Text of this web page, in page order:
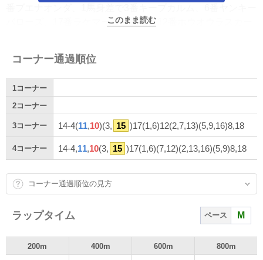
このまま読む
バローズ、17番ラケマーダ、直後に12番ホウオウラスカー
1馬身差で1番ランスオブカオス、1馬身半差で7番マテン
ロウオリオン、直後に2番キョウエイブリッサと13番ガイア
メンテ。1馬身半差で9番トロヴァトーレ、1馬身差で5番コ
レペティトールと16番クルゼイロドスル、1馬身差で8番ヤ
マニンサンパが続き、さらに2馬身後ろの最後方が18番エア
ファンディタとなった。600mの通過タイムは35秒3。シン
フォーエバーを先頭に各馬3-4コーナーを回って最後の直線
へ。
直線に入り、残り200m地点でファーヴェントがシンフォ
ーエバーを交わして先頭に立つ。その外からショウナンア
デイブ、さらにブエナオンダが脚を伸ばしてきた。最後は
ール。重賞初制覇を飾った。
コーナー通過順位
1コーナー
2コーナー
3コーナー 14-4(11,10)(3, 15 )17(1,6)12(2,7,13)(5,9,16)8,18
4コーナー 14-4,11,10(3, 15 )17(1,6)(7,12)(2,13,16)(5,9)8,18
コーナー通過順位の見方
ラップタイム ペース M
200m 400m 600m 800m